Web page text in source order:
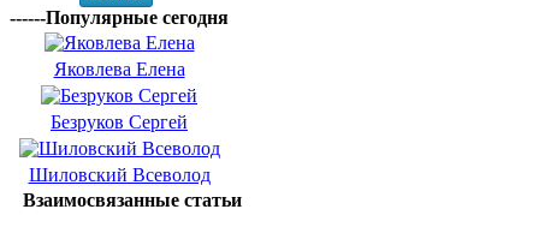
------Популярные сегодня
Яковлева Елена
Безруков Сергей
Шиловский Всеволод
Взаимосвязанные статьи